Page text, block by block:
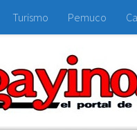
Turismo Pemuco